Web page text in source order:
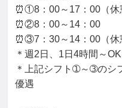
⏰①8：00～17：00（休
⏰②8：00～14：00
⏰③7：30～14：00（休
＊週2日、1日4時間～OK
＊上記シフト➀～➂のシ
優遇